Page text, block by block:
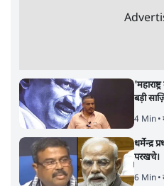
बड़ी
4 Min•
धर्मेन्द्र
परखचे।
6 Min•